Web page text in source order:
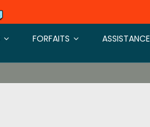
FORFAITS ASSISTANCE